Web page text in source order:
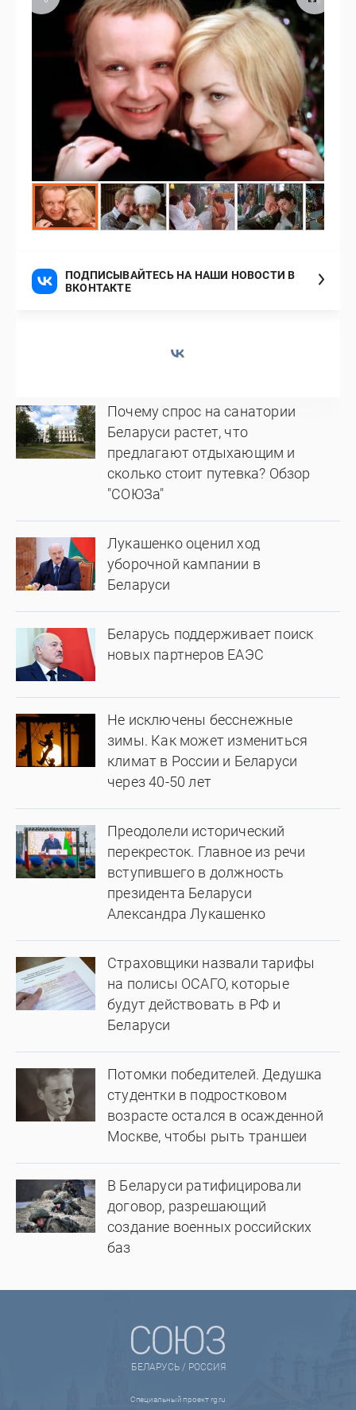
ПОДПИСЫВАЙТЕСЬ НА НАШИ НОВОСТИ В
ВКОНТАКТЕ
Почему спрос на санатории
Беларуси растет, что
предлагают отдыхающим и
сколько стоит путевка? Обзор
"СОЮЗа"
Лукашенко оценил ход
уборочной кампании в
Беларуси
Беларусь поддерживает поиск
новых партнеров ЕАЭС
Не исключены бесснежные
зимы. Как может измениться
климат в России и Беларуси
через 40-50 лет
Преодолели исторический
перекресток. Главное из речи
вступившего в должность
президента Беларуси
Александра Лукашенко
Страховщики назвали тарифы
на полисы ОСАГО, которые
будут действовать в РФ и
Беларуси
Потомки победителей. Дедушка
студентки в подростковом
возрасте остался в осажденной
Москве, чтобы рыть траншеи
В Беларуси ратифицировали
договор, разрешающий
создание военных российских
баз
БЕЛАРУСЬ / РОССИЯ
Специальный проект rg.ru